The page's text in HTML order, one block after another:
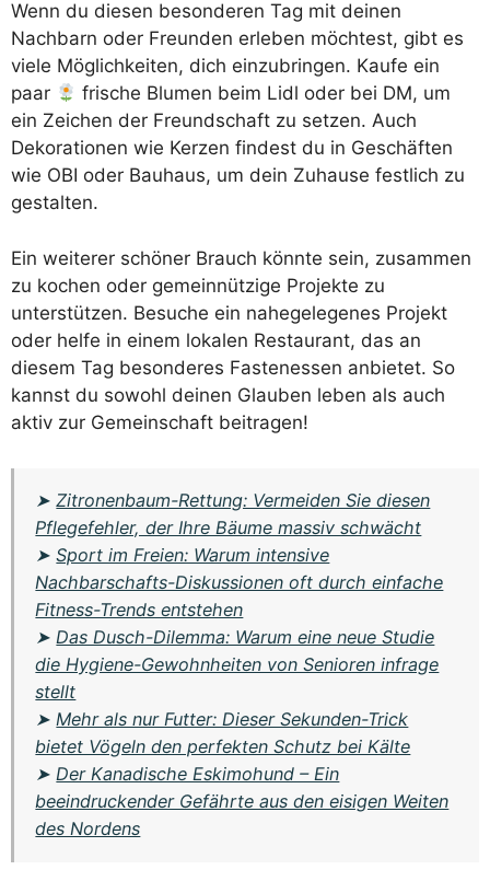
Wenn du diesen besonderen Tag mit deinen
Nachbarn oder Freunden erleben möchtest, gibt es
viele Möglichkeiten, dich einzubringen. Kaufe ein
paar
frische Blumen beim Lidl oder bei DM, um
ein Zeichen der Freundschaft zu setzen. Auch
Dekorationen wie Kerzen findest du in Geschäften
wie OBI oder Bauhaus, um dein Zuhause festlich zu
gestalten.
Ein weiterer schöner Brauch könnte sein, zusammen
zu kochen oder gemeinnützige Projekte zu
unterstützen. Besuche ein nahegelegenes Projekt
oder helfe in einem lokalen Restaurant, das an
diesem Tag besonderes Fastenessen anbietet. So
kannst du sowohl deinen Glauben leben als auch
aktiv zur Gemeinschaft beitragen!
➤Zitronenbaum-Rettung: Vermeiden Sie diesen
Pflegefehler, der Ihre Bäume massiv schwächt
➤Sport im Freien: Warum intensive
Nachbarschafts-Diskussionen oft durch einfache
Fitness-Trends entstehen
➤Das Dusch-Dilemma: Warum eine neue Studie
die Hygiene-Gewohnheiten von Senioren infrage
stellt
➤Mehr als nur Futter: Dieser Sekunden-Trick
bietet Vögeln den perfekten Schutz bei Kälte
➤Der Kanadische Eskimohund – Ein
beeindruckender Gefährte aus den eisigen Weiten
des Nordens